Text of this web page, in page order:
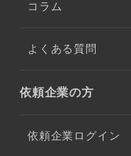
コラム
よくある質問
依頼企業の方
依頼企業ログイン